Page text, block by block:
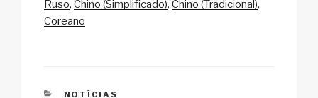
Li
Ruso Chino (Simplificado) Chino (Tradicional)
Coreano
CATEGORIES
NOTÍCIAS